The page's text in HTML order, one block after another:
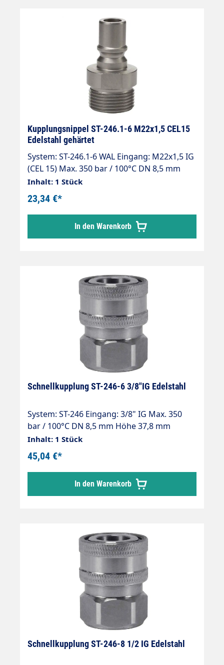
Kupplungsnippel ST-246.1-6 M22x1,5 CEL15
Edelstahl gehärtet
System: ST-246.1-6 WAL Eingang: M22x1,5 IG
(CEL 15) Max. 350 bar / 100°C DN 8,5 mm
Material: Nichtrostender Chrom-Stahl
(Edelstahl) gehärtet Kompatibel zu
bestehenden Kupplungssystemen ST-246-6
Inhalt: 1 Stück
23,34 €*
In den Warenkorb
Schnellkupplung ST-246-6 3/8"IG Edelstahl
System: ST-246 Eingang: 3/8" IG Max. 350
bar / 100°C DN 8,5 mm Höhe 37,8 mm
Material: Edelstahl Kompatibel zu
bestehenden Kupplungssystemen SPHC6
Inhalt: 1 Stück
45,04 €*
In den Warenkorb
Schnellkupplung ST-246-8 1/2 IG Edelstahl